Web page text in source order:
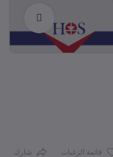
قائمة الرغبات شارك